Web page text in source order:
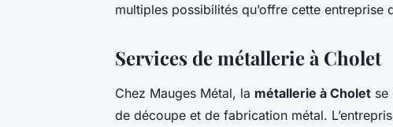
multiples possibilités qu’offre cette entreprise
Services de métallerie à Cholet
Chez Mauges Métal, la métallerie à Cholet se
de découpe et de fabrication métal.